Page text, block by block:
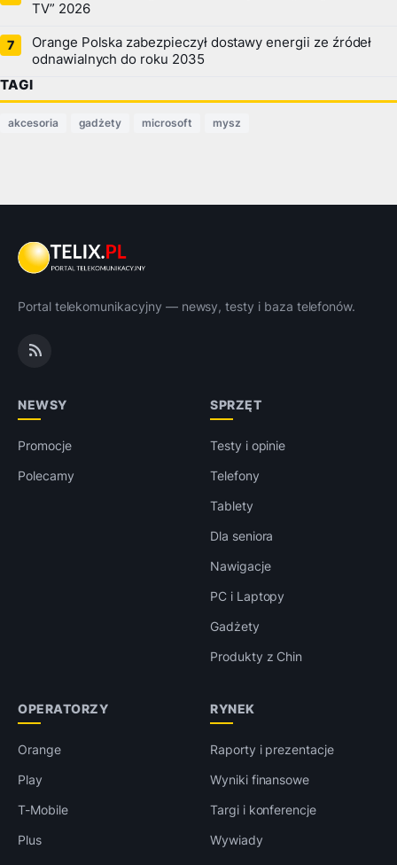
TV” 2026
Orange Polska zabezpieczył dostawy energii ze źródeł
odnawialnych do roku 2035
TAGI
akcesoria gadżety microsoft mysz
Portal telekomunikacyjny — newsy, testy i baza telefonów.
NEWSY
Promocje
Polecamy
SPRZĘT
Testy i opinie
Telefony
Tablety
Dla seniora
Nawigacje
PC i Laptopy
Gadżety
Produkty z Chin
OPERATORZY
Orange
Play
T-Mobile
Plus
RYNEK
Raporty i prezentacje
Wyniki finansowe
Targi i konferencje
Wywiady